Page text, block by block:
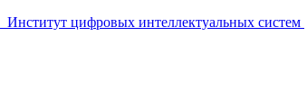
Институт цифровых интеллектуальных систем